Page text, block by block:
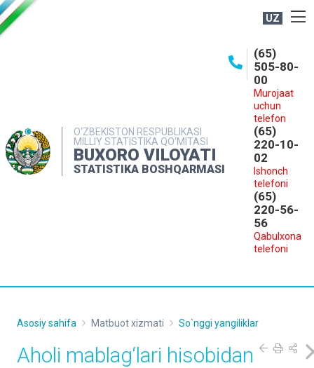
UZ
O‘ZBEKISTON RESPUBLIKASI
MILLIY STATISTIKA QO‘MITASI
BUXORO VILOYATI
STATISTIKA BOSHQARMASI
(65)
505-80-
00
Murojaat
uchun
telefon
(65)
220-10-
02
Ishonch
telefoni
(65)
220-56-
56
Qabulxona
telefoni
MATBUOT XIZMATI
MUROJAATLAR
Asosiy sahifa Matbuot xizmati So`nggi yangiliklar
Aholi mablag‘lari hisobidan